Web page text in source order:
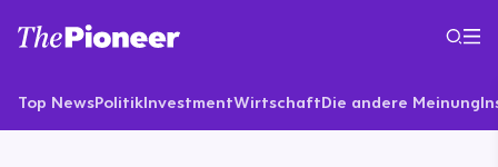
Top NewsPolitikInvestmentWirtschaftDie andere Meinung